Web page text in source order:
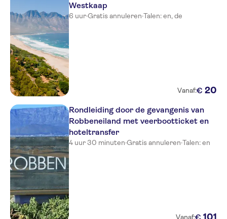
Westkaap
6 uur·Gratis annuleren·Talen: en, de
Vanaf:€ 20
Rondleiding door de gevangenis van
Robbeneiland met veerbootticket en
hoteltransfer
4 uur 30 minuten·Gratis annuleren·Talen: en
Vanaf: 101